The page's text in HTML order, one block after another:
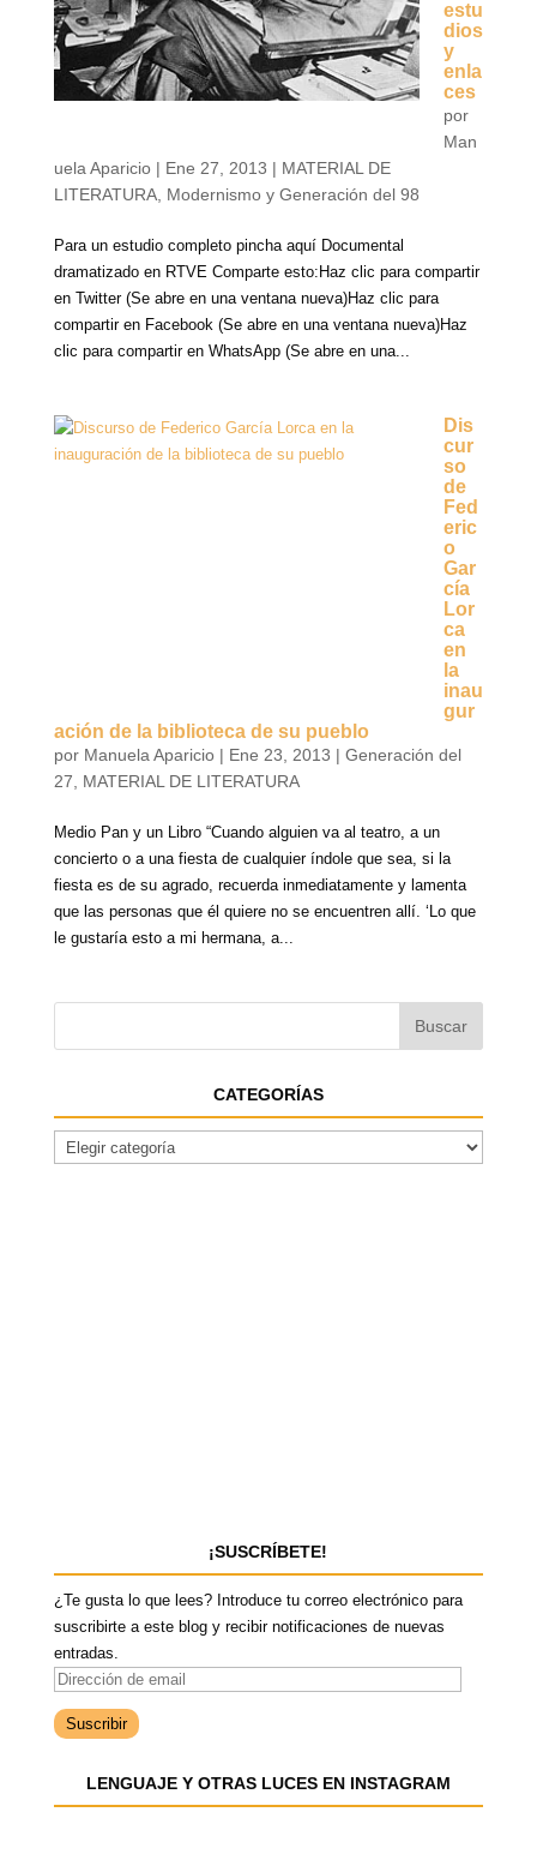
estu
dios
y
enla
ces
por
Man
uela Aparicio| Ene 27, 2013 | MATERIAL DE
LITERATURA, Modernismo y Generación del 98
Para un estudio completo pincha aquí Documental
dramatizado en RTVE Comparte esto:Haz clic para compartir
en Twitter (Se abre en una ventana nueva)Haz clic para
compartir en Facebook (Se abre en una ventana nueva)Haz
clic para compartir en WhatsApp (Se abre en una...
Dis
cur
so
de
Fed
eric
o
Gar
cía
Lor
ca
en
la
inau
gur
ación de la biblioteca de su pueblo
por Manuela Aparicio| Ene 23, 2013 | Generación del
27
MATERIAL DE LITERATURA
Medio Pan y un Libro “Cuando alguien va al teatro, a un
concierto o a una fiesta de cualquier índole que sea, si la
fiesta es de su agrado, recuerda inmediatamente y lamenta
que las personas que él quiere no se encuentren allí. ‘Lo que
le gustaría esto a mi hermana, a...
CATEGORÍAS
¡SUSCRÍBETE!
¿Te gusta lo que lees? Introduce tu correo electrónico para
suscribirte a este blog y recibir notificaciones de nuevas
entradas.
D
r
c
LENGUAJE Y OTRAS LUCES EN INSTAGRAM